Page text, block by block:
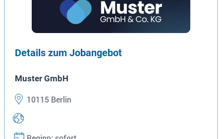
Details zum Jobangebot
Muster GmbH
10115 Berlin